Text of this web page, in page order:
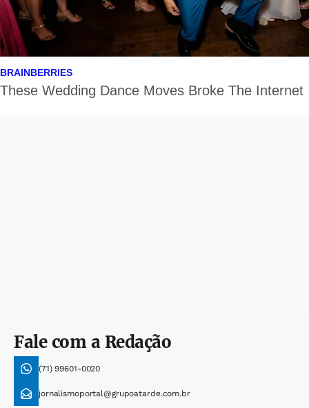
Fale com a Redação
(71) 99601-0020
jornalismoportal@grupoatarde.com.br